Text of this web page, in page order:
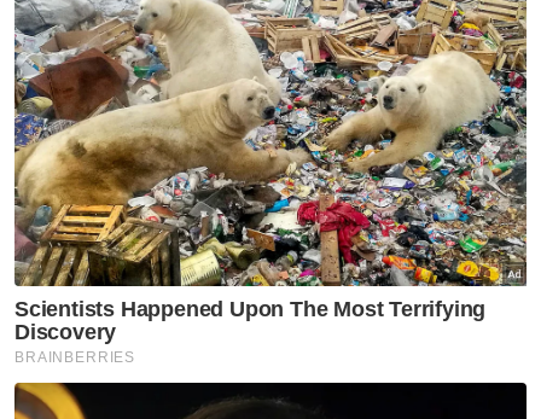
“Pada Oktober ini, Alor Setar akan menjadi
tuan rumah Carnival Science & Mathematics
International yang menghimpunkan
penyertaan daripada 25 negara, selain
pelbagai lagi acara yang akan berlangsung
sehingga hujung tahun,” katanya.
Sehubungan itu, jelas beliau, MBAS akan
memberikan sokongan termasuk bantuan